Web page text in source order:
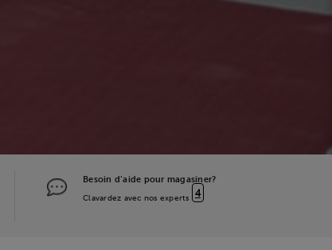
Besoin d’aide pour magasiner?
Clavardez avec nos experts 4